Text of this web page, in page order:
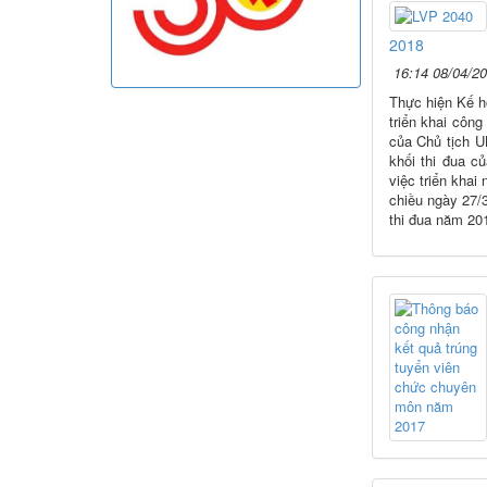
2018
16:14 08/04/
Thực hiện Kế
triển khai
của Chủ tịch
khối thi đua
việc triển khai
chiều ngày
thi đua năm